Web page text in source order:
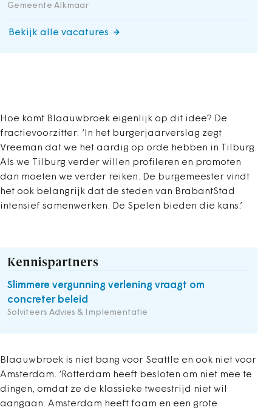
Gemeente Alkmaar
Bekijk alle vacatures
Hoe komt Blaauwbroek eigenlijk op dit idee? De
fractievoorzitter: ‘In het burgerjaarverslag zegt
Vreeman dat we het aardig op orde hebben in Tilburg.
Als we Tilburg verder willen profileren en promoten
dan moeten we verder reiken. De burgemeester vindt
het ook belangrijk dat de steden van BrabantStad
intensief samenwerken. De Spelen bieden die kans.’
Kennispartners
Slimmere vergunning verlening vraagt om
concreter beleid
Solviteers Advies & Implementatie
Blaauwbroek is niet bang voor Seattle en ook niet voor
Amsterdam. ‘Rotterdam heeft besloten om niet mee te
dingen, omdat ze de klassieke tweestrijd niet wil
aangaan. Amsterdam heeft faam en een grote